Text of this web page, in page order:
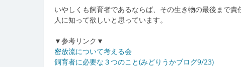
いやしくも飼育者であるならば、その生き物の最後まで
人に知って欲しいと思っています。
▼参考リンク▼
密放流について考える会
飼育者に必要な３つのこと(みどりうかブログ9/23)